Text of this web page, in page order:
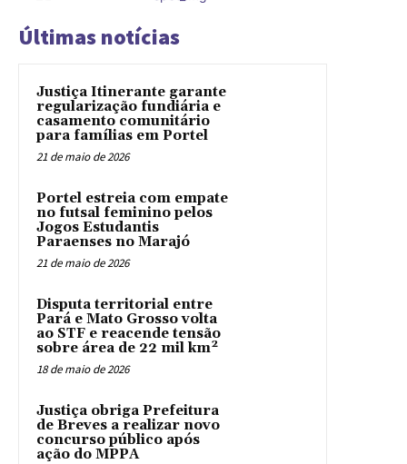
Últimas notícias
Justiça Itinerante garante
regularização fundiária e
casamento comunitário
para famílias em Portel
21 de maio de 2026
Portel estreia com empate
no futsal feminino pelos
Jogos Estudantis
Paraenses no Marajó
21 de maio de 2026
Disputa territorial entre
Pará e Mato Grosso volta
ao STF e reacende tensão
sobre área de 22 mil km²
18 de maio de 2026
Justiça obriga Prefeitura
de Breves a realizar novo
concurso público após
ação do MPPA